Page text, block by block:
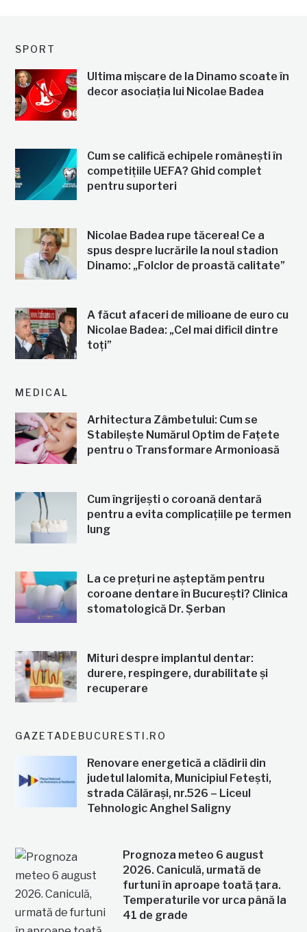
SPORT
Ultima mișcare de la Dinamo scoate în
decor asociația lui Nicolae Badea
Cum se califică echipele românești în
competițiile UEFA? Ghid complet
pentru suporteri
Nicolae Badea rupe tăcerea! Ce a
spus despre lucrările la noul stadion
Dinamo: „Folclor de proastă calitate”
A făcut afaceri de milioane de euro cu
Nicolae Badea: „Cel mai dificil dintre
toți”
MEDICAL
Arhitectura Zâmbetului: Cum se
Stabilește Numărul Optim de Fațete
pentru o Transformare Armonioasă
Cum îngrijești o coroană dentară
pentru a evita complicațiile pe termen
lung
La ce prețuri ne așteptăm pentru
coroane dentare în București? Clinica
stomatologică Dr. Șerban
Mituri despre implantul dentar:
durere, respingere, durabilitate și
recuperare
GAZETADEBUCURESTI.RO
Renovare energetică a clădirii din
judetul Ialomita, Municipiul Fetești,
strada Călărași, nr.526 – Liceul
Tehnologic Anghel Saligny
Prognoza meteo 6 august
2026. Caniculă, urmată de
furtuni în aproape toată țara.
Temperaturile vor urca până la
41 de grade